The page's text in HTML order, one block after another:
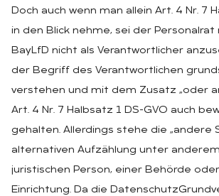
Doch auch wenn man allein Art. 4 Nr. 7
in den Blick nehme, sei der Personalrat
BayLfD nicht als Verantwortlicher
der Begriff des Verantwortlichen
verstehen und mit dem Zusatz „oder
Art. 4 Nr. 7 Halbsatz 1 DS-GVO auch
gehalten. Allerdings stehe die „andere
alternativen Aufzählung unter
juristischen Person, einer Behörde
Einrichtung. Da die